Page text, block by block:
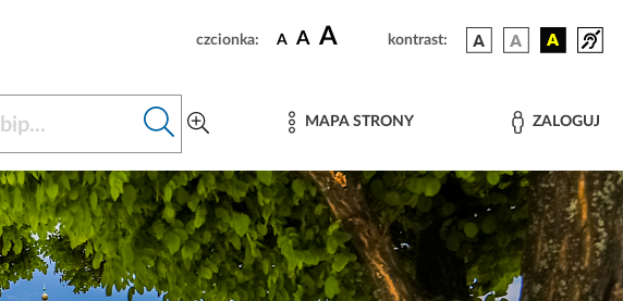
czcionka: A A A kontrast:
MAPA STRONY ZALOGUJ